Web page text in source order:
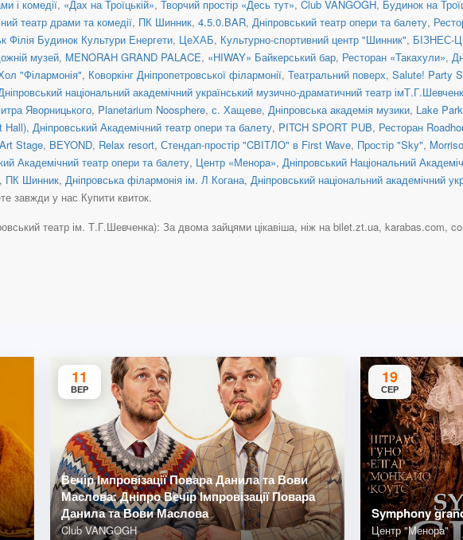
і комедії, «Дах на Троїцькій», Творчий простір «Десь тут», Club VANGOGH, Будинок на
театр драми та комедії, ПК Шинник, 4.5.0.BAR, Дніпровський театр опери та балету,
Філія Будинок Культури Енергети, ЦеХАБ, Культурно-спортивний центр "Шинник", БІЗНЕС-
музей, MENORAH GRAND PALACE, «HIWAY» Байкерський бар, Ресторан «Такахули»,
"Філармонія", Коворкінг Дніпропетровської філармонії, Театральний поверх, Salute! Party
національний академічний український музично-драматичний театр
Яворницького, Planetarium Noosphere, с. Хащеве, Дніпровська академія музики, Lake Park
Hall), Дніпровський Академічний театр опери та балету, PITCH SPORT PUB, Ресторан
Stage, BEYOND, Relax resort, Стендап-простір "CВІТЛО" в First Wave, Простір "Sky",
Академічний театр опери та балету, Центр «Менора», Дніпровський Національний
, ПК Шинник, Дніпровська філармонія ім. Л Когана, Дніпровський національний академічний
завжди у нас Купити квиток.
театр ім. Т.Г.Шевченка): За двома зайцями цікавіша, ніж на bilet.zt.ua, karabas.com,
11
ВЕР
Вечір Імпровізації Повара Данила та Вови
Маслова: Дніпро Вечір Імпровізації Повара
Данила та Вови Маслова
Club VANGOGH
19
СЕР
Symphony
Центр "Менора"